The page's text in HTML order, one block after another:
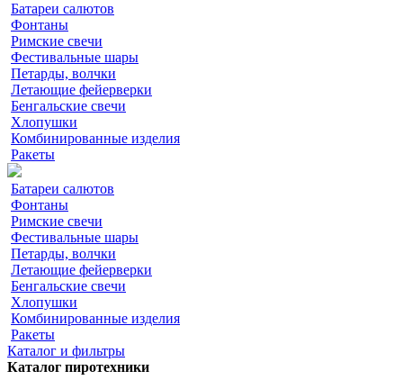
Батареи салютов
Фонтаны
Римские свечи
Фестивальные шары
Петарды, волчки
Летающие фейерверки
Бенгальские свечи
Хлопушки
Комбинированные изделия
Ракеты
Батареи салютов
Фонтаны
Римские свечи
Фестивальные шары
Петарды, волчки
Летающие фейерверки
Бенгальские свечи
Хлопушки
Комбинированные изделия
Ракеты
Каталог и фильтры
Каталог пиротехники